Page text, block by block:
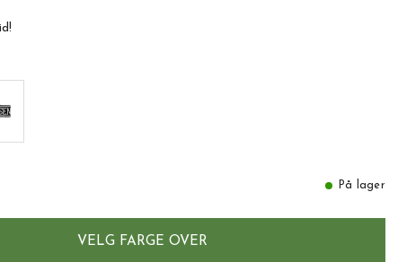
På lager
VELG FARGE OVER